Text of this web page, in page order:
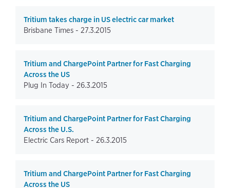
Tritium takes charge in US electric car market
Brisbane Times - 27.3.2015
Tritium and ChargePoint Partner for Fast Charging
Across the US
Plug In Today - 26.3.2015
Tritium and ChargePoint Partner for Fast Charging
Across the U.S.
Electric Cars Report - 26.3.2015
Tritium and ChargePoint Partner for Fast Charging
Across the US